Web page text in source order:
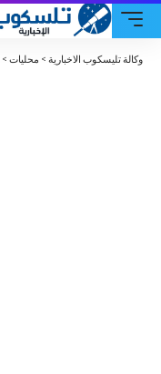
وكالة تليسكوب الاخبارية > محليات >